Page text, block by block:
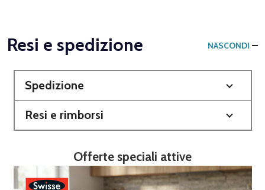
Resi e spedizione NASCONDI
Spedizione
Resi e rimborsi
Offerte speciali attive